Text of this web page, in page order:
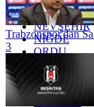
MUŞ
NEVŞEHİR
NİĞDE
ORDU
OSMANİYE
RİZE
SAKARYA
Trabzonspor'dan
3